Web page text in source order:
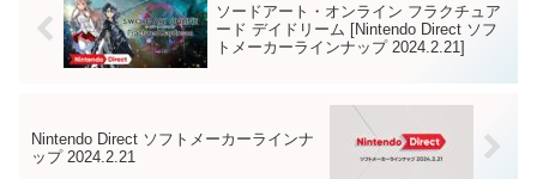
ソードアート・オンライン フラクチュア
ード デイドリーム [Nintendo Direct ソフ
トメーカーラインナップ 2024.2.21]
Nintendo Direct ソフトメーカーラインナ
ップ 2024.2.21